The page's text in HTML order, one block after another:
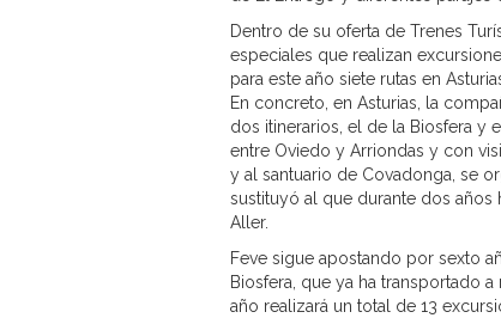
Dentro de su oferta de Trenes
especiales que realizan
para este año siete rutas en
En concreto, en Asturias, la
dos itinerarios, el de la Biosfera y
entre Oviedo y Arriondas y con
y al santuario de Covadonga, se
sustituyó al que durante dos años
Aller.
Feve sigue apostando por sexto
Biosfera, que ya ha transportado
año realizará un total de 13